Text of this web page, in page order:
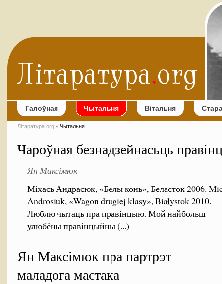
Галоўная Чытальня Вітальня
Літаратура.org » Чытальня
Чароўная безнадзейнасьць
Ян Максімюк
Міхась Андрасюк, «Белы конь», Беласток 2006.
Androsiuk, «Wagon drugiej klasy», Białystok 2010.
Люблю чытаць пра правінцыю. Мой найбольш
улюбёны правінцыйны (...)
Ян Максімюк пра партрэт
маладога мастака